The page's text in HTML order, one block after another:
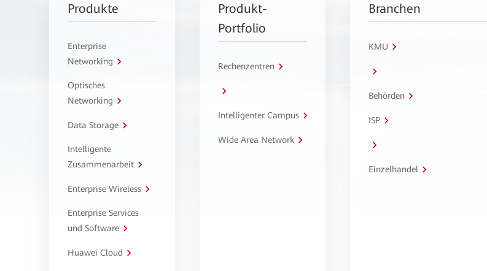
Produkte
Enterprise
Networking
Optisches
Networking
Data Storage
Intelligente
Zusammenarbeit
Enterprise Wireless
Enterprise Services
und Software
Huawei Cloud
Produkt-
Portfolio
Rechenzentren
Intelligenter Campus
Wide Area Network
Branchen
KMU
Behörden
ISP
Einzelhandel